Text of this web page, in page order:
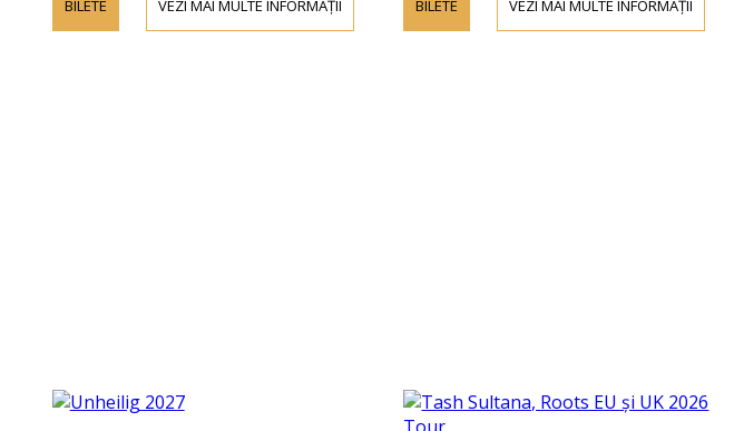
BILETE VEZI MAI MULTE INFORMAȚII BILETE VEZI MAI MULTE INFORMAȚII